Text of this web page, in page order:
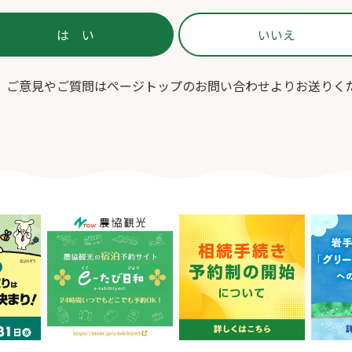
ご意見やご質問はページトップのお問い合わせよりお送りく